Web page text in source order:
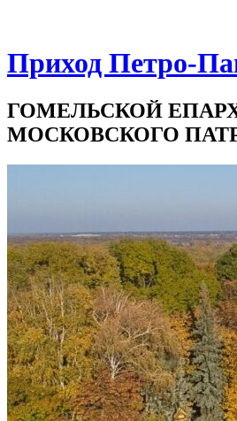
Приход Петро-
ГОМЕЛЬСКОЙ
МОСКОВСКОГО